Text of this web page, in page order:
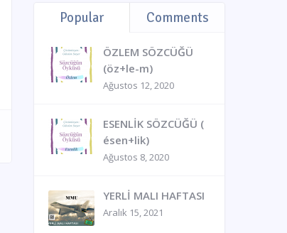
Popular Comments
ÖZLEM SÖZCÜĞÜ
(öz+le-m)
Ağustos 12, 2020
ESENLİK SÖZCÜĞÜ (
ésen+lik)
Ağustos 8, 2020
YERLİ MALI HAFTASI
Aralık 15, 2021